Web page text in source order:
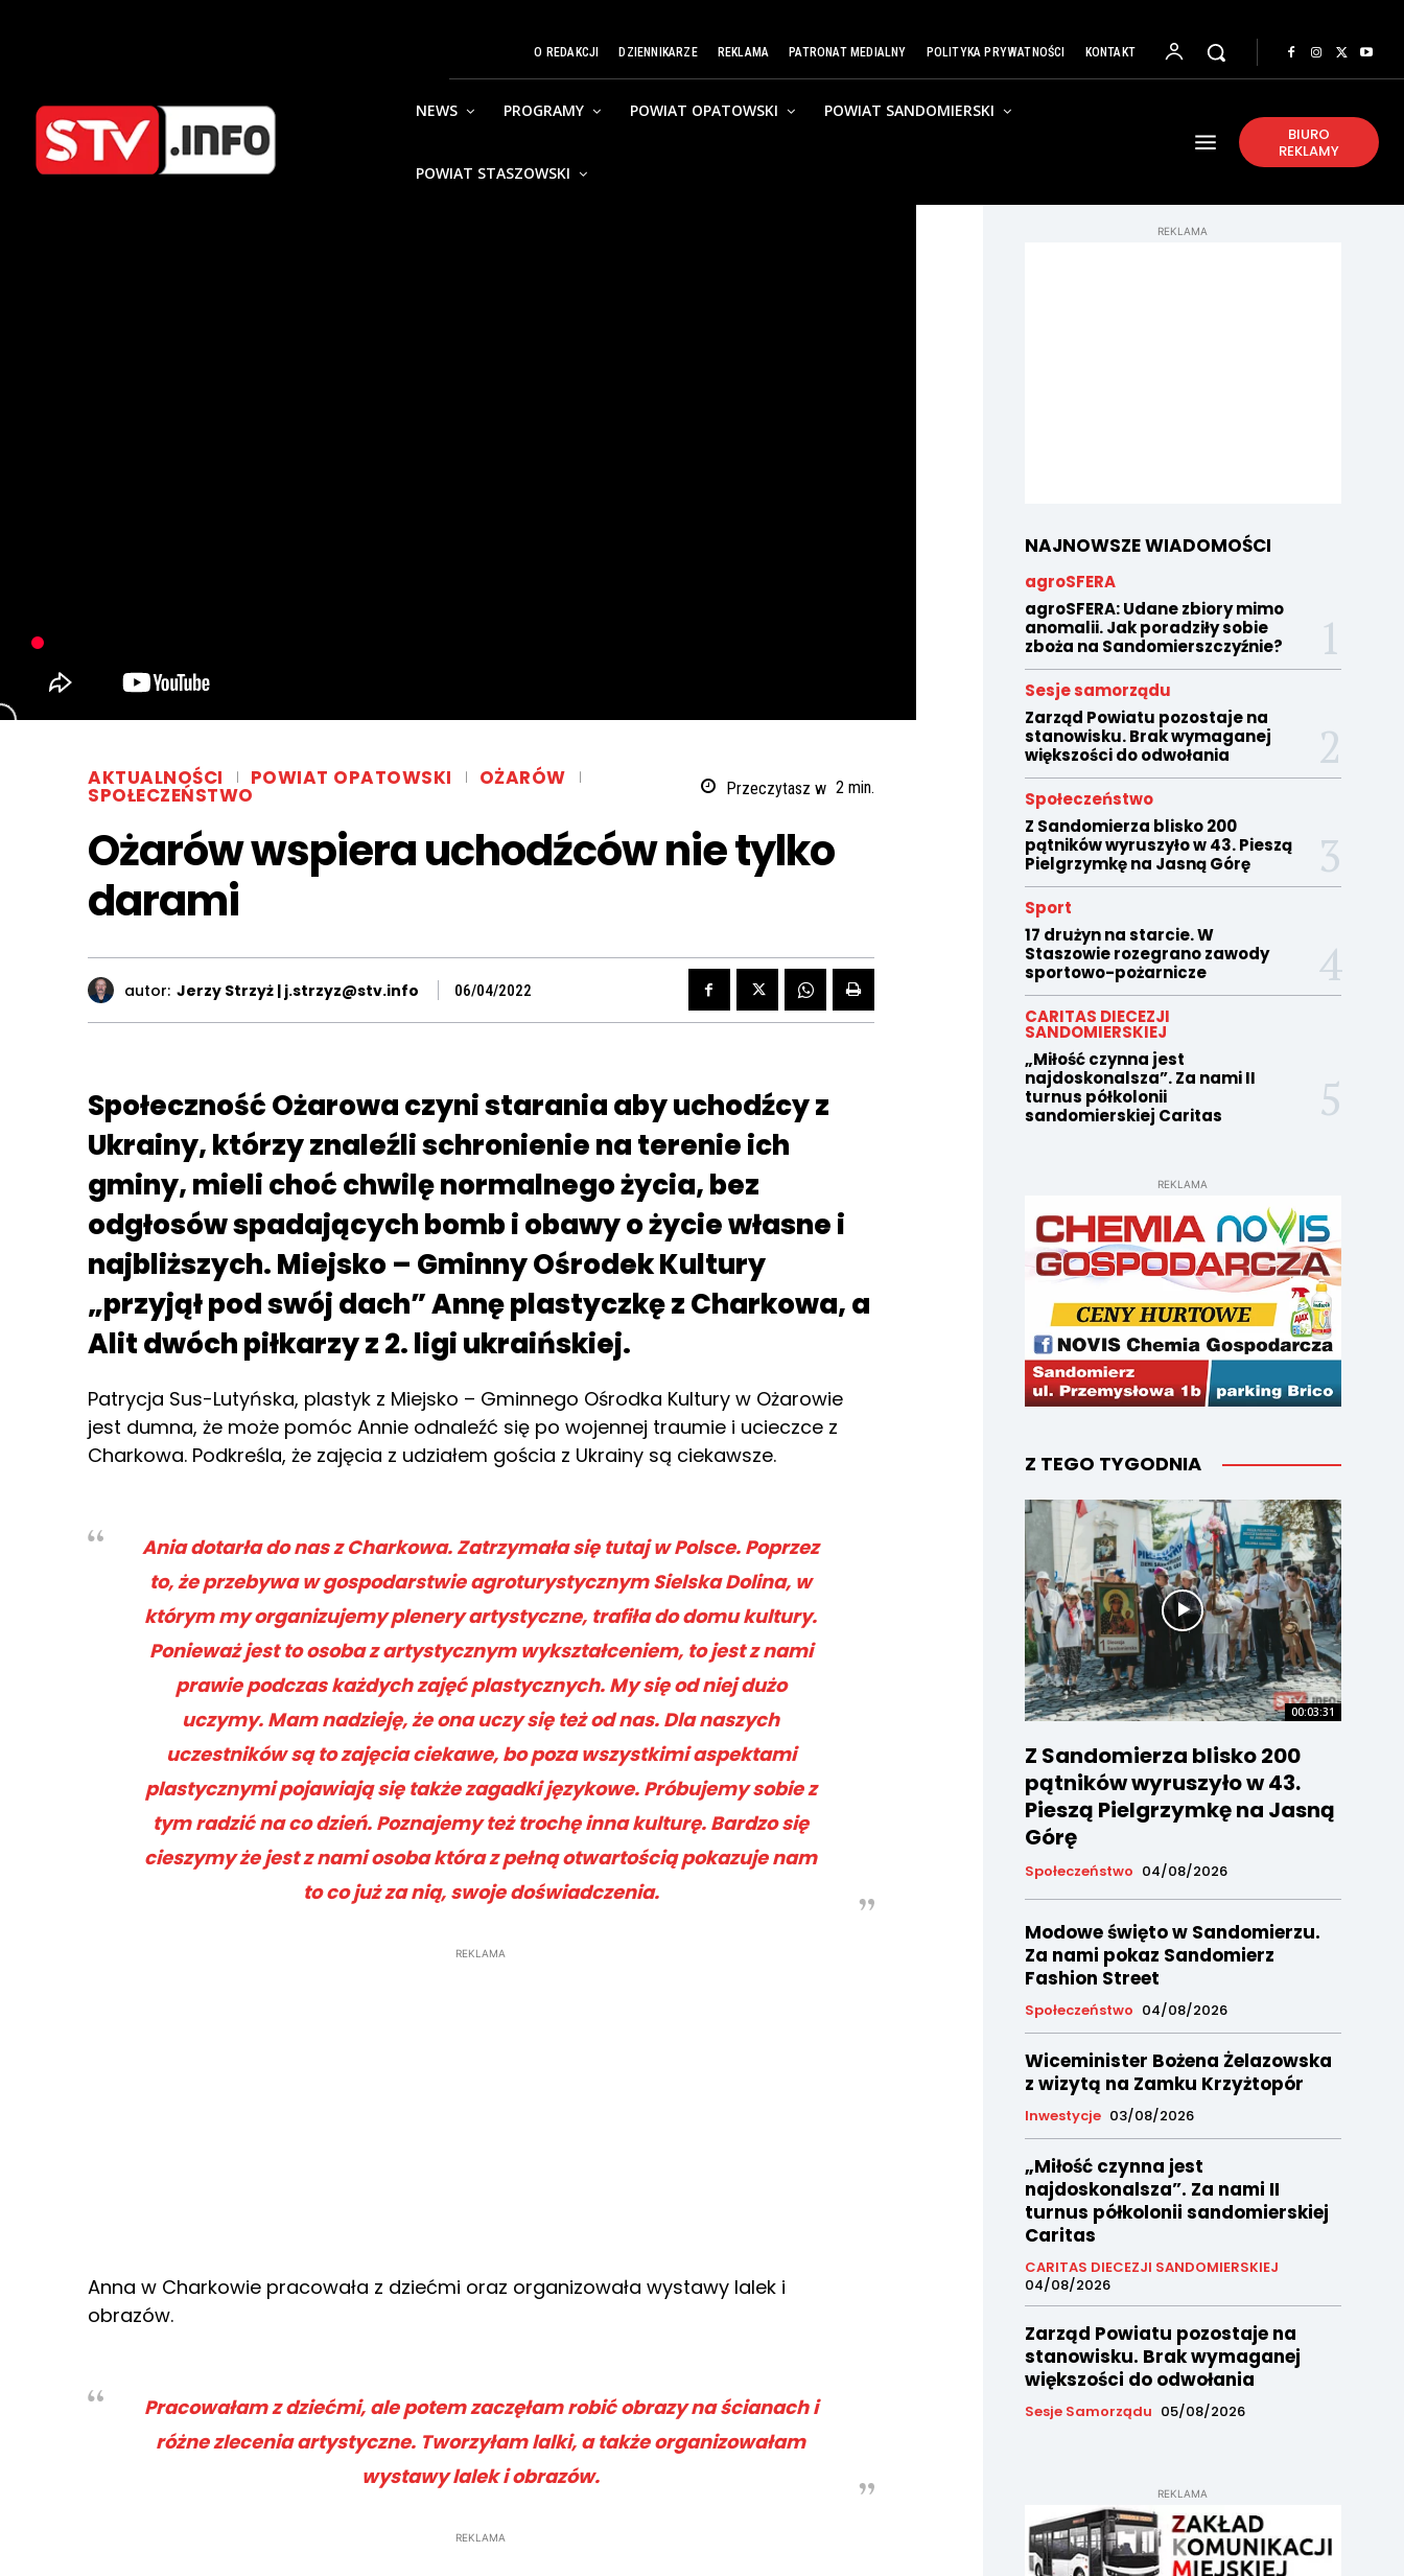
O REDAKCJI DZIENNIKARZE REKLAMA PATRONAT MEDIALNY POLITYKA PRYWATNOŚCI KONTAKT
NEWS PROGRAMY POWIAT OPATOWSKI POWIAT SANDOMIERSKI
POWIAT STASZOWSKI
BIURO
REKLAMY
AKTUALNOŚCI POWIAT OPATOWSKI OŻARÓW
SPOŁECZEŃSTWO Przeczytasz w 2min.
Ożarów wspiera uchodźców nie tylko
darami
autor: Jerzy Strzyż | j.strzyz@stv.info 06/04/2022
Społeczność Ożarowa czyni starania aby uchodźcy z
Ukrainy, którzy znaleźli schronienie na terenie ich
gminy, mieli choć chwilę normalnego życia, bez
odgłosów spadających bomb i obawy o życie własne i
najbliższych. Miejsko – Gminny Ośrodek Kultury
„przyjął pod swój dach” Annę plastyczkę z Charkowa, a
Alit dwóch piłkarzy z 2. ligi ukraińskiej.
Patrycja Sus-Lutyńska, plastyk z Miejsko – Gminnego Ośrodka Kultury w Ożarowie
jest dumna, że może pomóc Annie odnaleźć się po wojennej traumie i ucieczce z
Charkowa. Podkreśla, że zajęcia z udziałem gościa z Ukrainy są ciekawsze.
Ania dotarła do nas z Charkowa. Zatrzymała się tutaj w Polsce. Poprzez
to, że przebywa w gospodarstwie agroturystycznym Sielska Dolina, w
którym my organizujemy plenery artystyczne, trafiła do domu kultury.
Ponieważ jest to osoba z artystycznym wykształceniem, to jest z nami
prawie podczas każdych zajęć plastycznych. My się od niej dużo
uczymy. Mam nadzieję, że ona uczy się też od nas. Dla naszych
uczestników są to zajęcia ciekawe, bo poza wszystkimi aspektami
plastycznymi pojawiają się także zagadki językowe. Próbujemy sobie z
tym radzić na co dzień. Poznajemy też trochę inna kulturę. Bardzo się
cieszymy że jest z nami osoba która z pełną otwartością pokazuje nam
to co już za nią, swoje doświadczenia.
REKLAMA
Anna w Charkowie pracowała z dziećmi oraz organizowała wystawy lalek i
obrazów.
Pracowałam z dziećmi, ale potem zaczęłam robić obrazy na ścianach i
różne zlecenia artystyczne. Tworzyłam lalki, a także organizowałam
wystawy lalek i obrazów.
REKLAMA
REKLAMA
NAJNOWSZE WIADOMOŚCI
agroSFERA
agroSFERA: Udane zbiory mimo
anomalii. Jak poradziły sobie
zboża na Sandomierszczyźnie?
Sesje samorządu
Zarząd Powiatu pozostaje na
stanowisku. Brak wymaganej
większości do odwołania
Społeczeństwo
Z Sandomierza blisko 200
pątników wyruszyło w 43. Pieszą
Pielgrzymkę na Jasną Górę
Sport
17 drużyn na starcie. W
Staszowie rozegrano zawody
sportowo-pożarnicze
CARITAS DIECEZJI
SANDOMIERSKIEJ
„Miłość czynna jest
najdoskonalsza”. Za nami II
turnus półkolonii
sandomierskiej Caritas
REKLAMA
Z TEGO TYGODNIA
00:03:31
Z Sandomierza blisko 200
pątników wyruszyło w 43.
Pieszą Pielgrzymkę na Jasną
Górę
Społeczeństwo 04/08/2026
Modowe święto w Sandomierzu.
Za nami pokaz Sandomierz
Fashion Street
Społeczeństwo 04/08/2026
Wiceminister Bożena Żelazowska
z wizytą na Zamku Krzyżtopór
Inwestycje 03/08/2026
„Miłość czynna jest
najdoskonalsza”. Za nami II
turnus półkolonii sandomierskiej
Caritas
CARITAS DIECEZJI SANDOMIERSKIEJ
04/08/2026
Zarząd Powiatu pozostaje na
stanowisku. Brak wymaganej
większości do odwołania
Sesje Samorządu 05/08/2026
REKLAMA